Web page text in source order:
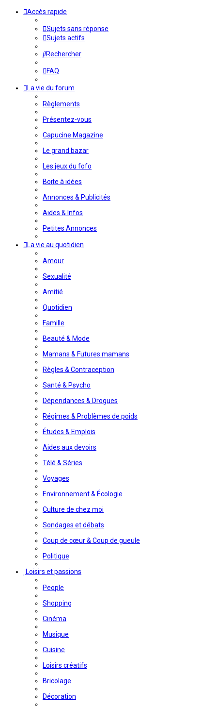
Accès rapide
Sujets sans réponse
Sujets actifs
Rechercher
FAQ
La vie du forum
Règlements
Présentez-vous
Capucine Magazine
Le grand bazar
Les jeux du fofo
Boite à idées
Annonces & Publicités
Aides & Infos
Petites Annonces
La vie au quotidien
Amour
Sexualité
Amitié
Quotidien
Famille
Beauté & Mode
Mamans & Futures mamans
Règles & Contraception
Santé & Psycho
Dépendances & Drogues
Régimes & Problèmes de poids
Études & Emplois
Aides aux devoirs
Télé & Séries
Voyages
Environnement & Écologie
Culture de chez moi
Sondages et débats
Coup de cœur & Coup de gueule
Politique
Loisirs et passions
People
Shopping
Cinéma
Musique
Cuisine
Loisirs créatifs
Bricolage
Décoration